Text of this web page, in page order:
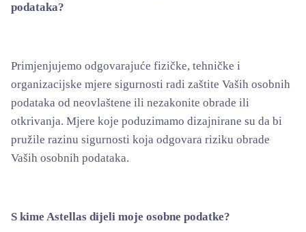
podataka?
Primjenjujemo odgovarajuće fizičke, tehničke i
organizacijske mjere sigurnosti radi zaštite Vaših osobnih
podataka od neovlaštene ili nezakonite obrade ili
otkrivanja. Mjere koje poduzimamo dizajnirane su da bi
pružile razinu sigurnosti koja odgovara riziku obrade
Vaših osobnih podataka.
S kime Astellas dijeli moje osobne podatke?